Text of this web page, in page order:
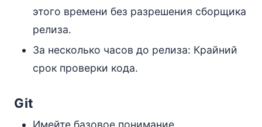
этого времени без разрешения сборщика
релиза.
За несколько часов до релиза: Крайний
срок проверки кода.
Git
Имейте базовое понимание